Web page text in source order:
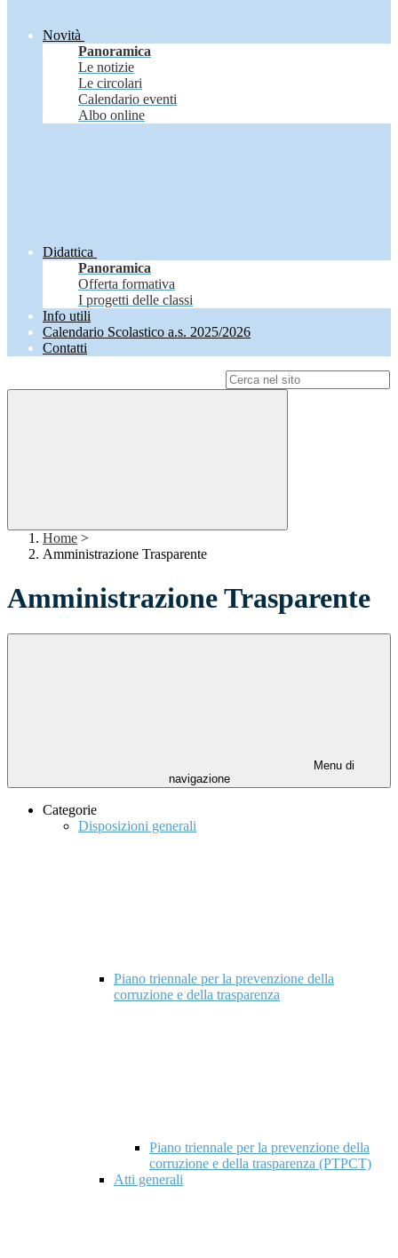
Novità
Panoramica
Le notizie
Le circolari
Calendario eventi
Albo online
Didattica
Panoramica
Offerta formativa
I progetti delle classi
Info utili
Calendario Scolastico a.s. 2025/2026
Contatti
Home >
Amministrazione Trasparente
Amministrazione Trasparente
Menu di
navigazione
Categorie
Disposizioni generali
Piano triennale per la prevenzione della
corruzione e della trasparenza
Piano triennale per la prevenzione della
corruzione e della trasparenza (PTPCT)
Atti generali